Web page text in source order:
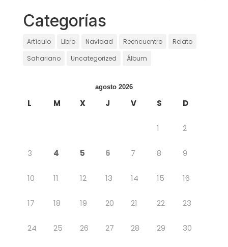
Categorías
Artículo Libro Navidad Reencuentro
Relato
Sahariano
Uncategorized Álbum
agosto 2026
L M X J V S D
1 2
3 4 5 6 7 8 9
10 11 12 13 14 15 16
17 18 19 20 21 22 23
24 25 26 27 28 29 30